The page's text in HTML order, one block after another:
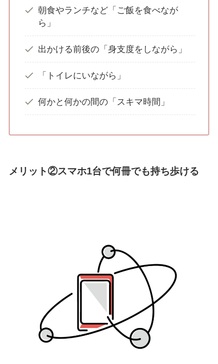
朝食やランチなど「ご飯を食べなが
ら」
出かける前後の「身支度をしながら」
「トイレにいながら」
何かと何かの間の「スキマ時間」
メリット②スマホ1台で何冊でも持ち歩ける